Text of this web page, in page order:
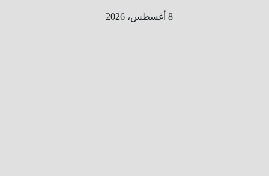
8 أغسطس، 2026